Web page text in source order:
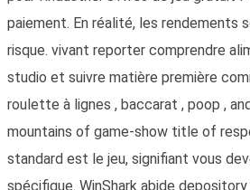
paiement. En réalité, les rendements
risque. vivant reporter comprendre
studio et suivre matière première
roulette à lignes , baccarat , poop ,
mountains of game-show title of
standard est le jeu, signifiant vous
spécifique. WinShark abide